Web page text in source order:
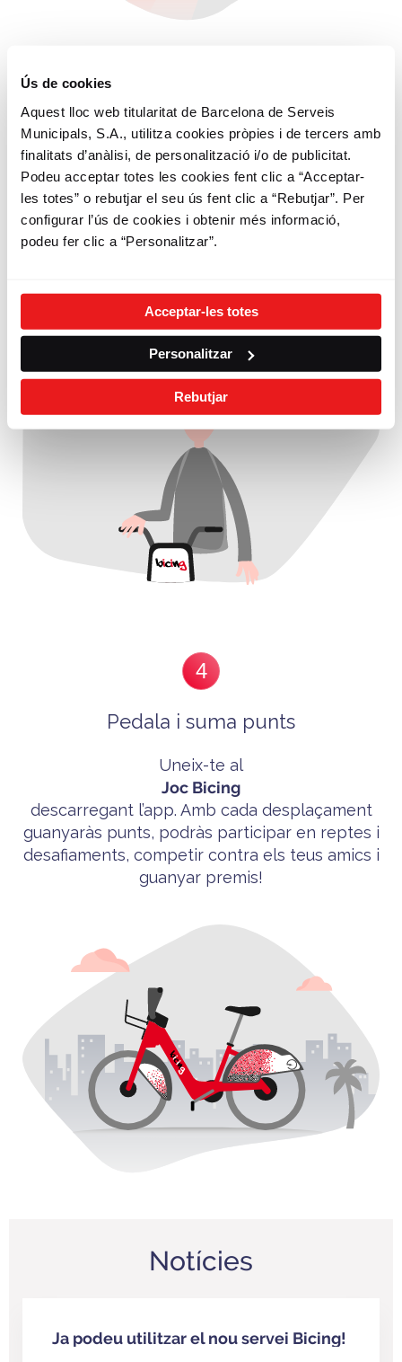
Ús de cookies
Aquest lloc web titularitat de Barcelona de Serveis
Municipals, S.A., utilitza cookies pròpies i de tercers amb
finalitats d’anàlisi, de personalització i/o de publicitat.
Podeu acceptar totes les cookies fent clic a “Acceptar-
les totes” o rebutjar el seu ús fent clic a “Rebutjar”. Per
configurar l’ús de cookies i obtenir més informació,
podeu fer clic a “Personalitzar”.
Acceptar-les totes
Personalitzar
Rebutjar
3
Fes Bicing
Sigues sostenible
Gaudeix dels teus desplaçaments
Barcelona
4
Pedala i suma punts
Uneix-te al
Joc Bicing
descarregant l’app. Amb cada desplaçament
guanyaràs punts, podràs participar en reptes i
desafiaments, competir contra els teus amics i
guanyar premis!
Notícies
Ja podeu utilitzar el nou servei Bicing!